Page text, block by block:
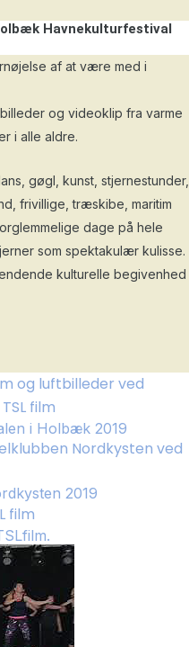
Havnekulturfestival
af at være med i
og videoklip fra varme
i alle aldre.
gøgl, kunst, stjernestunder,
frivillige, træskibe, maritim
dage på hele
som spektakulær kulisse.
kulturelle begivenhed
i Holbæk 2019
2019